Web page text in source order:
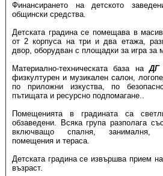
Финансирането на детското
общински средства.
Детската градина се помещава в
от 2 корпуса на три и два етажа,
двор, оборудван с площадки за игра за
Материално-техническата база на
физкултурен и музикален салон,
по приложни изкуства, по
пътищата и ресурсно подпомагане..
Помещенията в градината са
обзаведени. Всяка група разполага
включващо спалня, занималня,
помещения и тераса.
Детската градина се извършва прием
възраст.